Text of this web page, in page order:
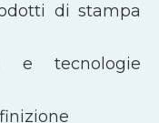
di stampa
e tecnologie